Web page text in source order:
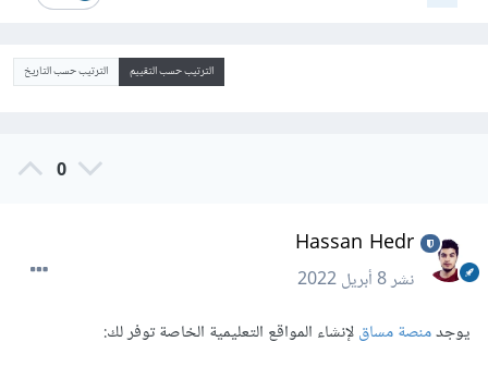
الترتيب حسب التقييم الترتيب حسب التاريخ
0
Hassan Hedr
نشر8 أبريل 2022
يوجدمنصة مساقلإنشاء المواقع التعليمية الخاصة توفر لك: